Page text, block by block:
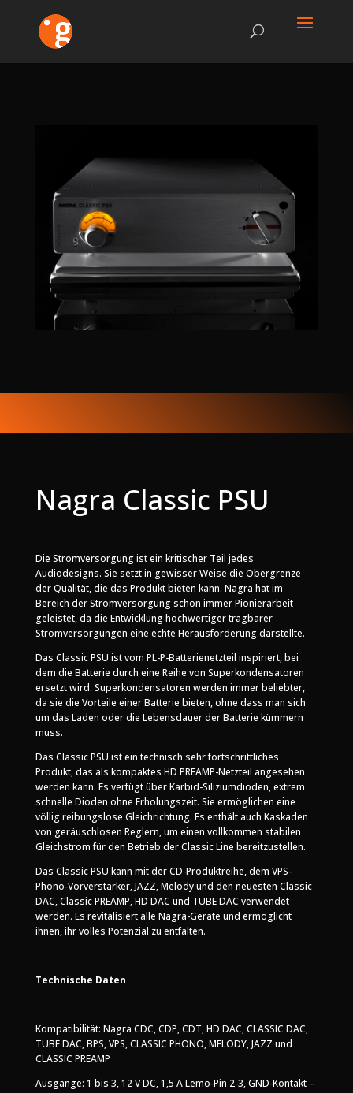
Nagra Classic PSU
Die Stromversorgung ist ein kritischer Teil jedes
Audiodesigns. Sie setzt in gewisser Weise die Obergrenze
der Qualität, die das Produkt bieten kann. Nagra hat im
Bereich der Stromversorgung schon immer Pionierarbeit
geleistet, da die Entwicklung hochwertiger tragbarer
Stromversorgungen eine echte Herausforderung darstellte.
Das Classic PSU ist vom PL-P-Batterienetzteil inspiriert, bei
dem die Batterie durch eine Reihe von Superkondensatoren
ersetzt wird. Superkondensatoren werden immer beliebter,
da sie die Vorteile einer Batterie bieten, ohne dass man sich
um das Laden oder die Lebensdauer der Batterie kümmern
muss.
Das Classic PSU ist ein technisch sehr fortschrittliches
Produkt, das als kompaktes HD PREAMP-Netzteil angesehen
werden kann. Es verfügt über Karbid-Siliziumdioden, extrem
schnelle Dioden ohne Erholungszeit. Sie ermöglichen eine
völlig reibungslose Gleichrichtung. Es enthält auch Kaskaden
von geräuschlosen Reglern, um einen vollkommen stabilen
Gleichstrom für den Betrieb der Classic Line bereitzustellen.
Das Classic PSU kann mit der CD-Produktreihe, dem VPS-
Phono-Vorverstärker, JAZZ, Melody und den neuesten Classic
DAC, Classic PREAMP, HD DAC und TUBE DAC verwendet
werden. Es revitalisiert alle Nagra-Geräte und ermöglicht
ihnen, ihr volles Potenzial zu entfalten.
Technische Daten
Kompatibilität: Nagra CDC, CDP, CDT, HD DAC, CLASSIC DAC,
TUBE DAC, BPS, VPS, CLASSIC PHONO, MELODY, JAZZ und
CLASSIC PREAMP
Ausgänge: 1 bis 3, 12 V DC, 1,5 A Lemo-Pin 2-3, GND-Kontakt –